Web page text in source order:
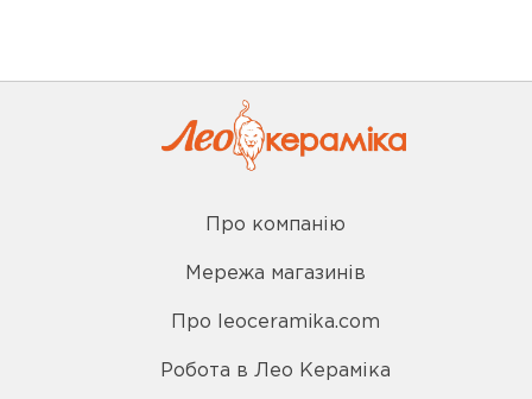
Про компанію
Мережа магазинів
Про leoceramika.com
Робота в Лео Кераміка